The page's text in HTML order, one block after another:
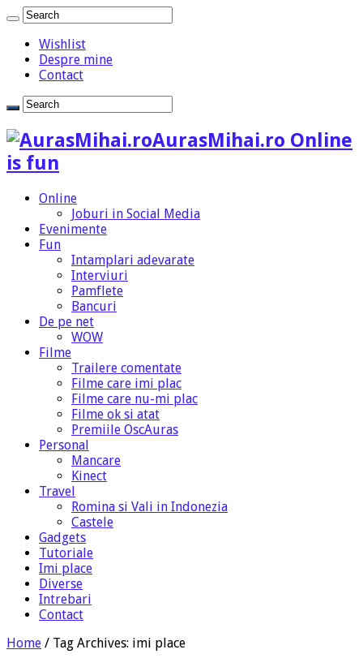
Wishlist
Despre mine
Contact
AurasMihai.ro Online
is fun
Online
Joburi in Social Media
Evenimente
Fun
Intamplari adevarate
Interviuri
Pamflete
Bancuri
De pe net
WOW
Filme
Trailere comentate
Filme care imi plac
Filme care nu-mi plac
Filme ok si atat
Premiile OscAuras
Personal
Mancare
Kinect
Travel
Romina si Vali in Indonezia
Castele
Gadgets
Tutoriale
Imi place
Diverse
Intrebari
Contact
Home / Tag Archives: imi place